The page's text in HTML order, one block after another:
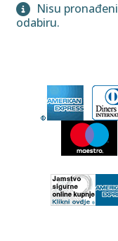
Nisu
odabiru.